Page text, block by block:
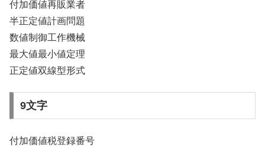
付加価値再販業者
半正定値計画問題
数値制御工作機械
最大値最小値定理
正定値双線型形式
9文字
付加価値税登録番号